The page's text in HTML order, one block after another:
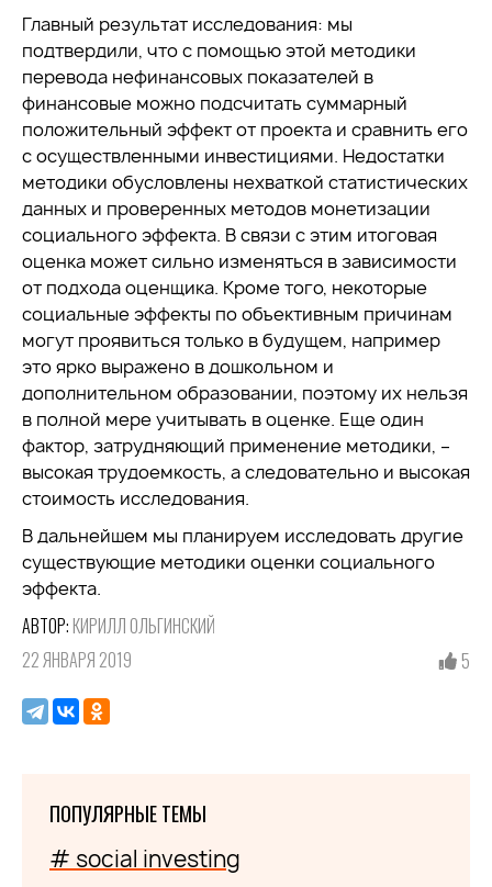
Главный результат исследования: мы
подтвердили, что с помощью этой методики
перевода нефинансовых показателей в
финансовые можно подсчитать суммарный
положительный эффект от проекта и сравнить его
с осуществленными инвестициями. Недостатки
методики обусловлены нехваткой статистических
данных и проверенных методов монетизации
социального эффекта. В связи с этим итоговая
оценка может сильно изменяться в зависимости
от подхода оценщика. Кроме того, некоторые
социальные эффекты по объективным причинам
могут проявиться только в будущем, например
это ярко выражено в дошкольном и
дополнительном образовании, поэтому их нельзя
в полной мере учитывать в оценке. Еще один
фактор, затрудняющий применение методики, –
высокая трудоемкость, а следовательно и высокая
стоимость исследования.
В дальнейшем мы планируем исследовать другие
существующие методики оценки социального
эффекта.
АВТОР: КИРИЛЛ ОЛЬГИНСКИЙ
22 ЯНВАРЯ 2019
5
ПОПУЛЯРНЫЕ ТЕМЫ
# social investing